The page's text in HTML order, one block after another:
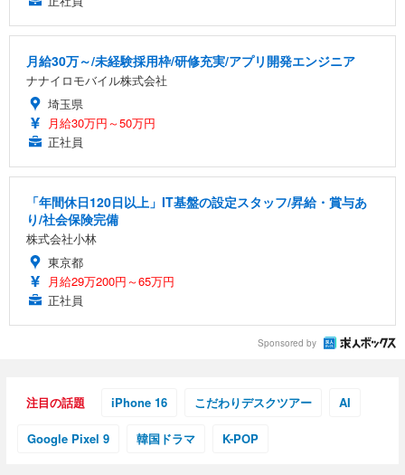
月給30万～/未経験採用枠/研修充実/アプリ開発エンジニア
ナナイロモバイル株式会社
埼玉県
月給30万円～50万円
正社員
「年間休日120日以上」IT基盤の設定スタッフ/昇給・賞与あ
り/社会保険完備
株式会社小林
東京都
月給29万200円～65万円
正社員
Sponsored by
注目の話題 iPhone 16 こだわりデスクツアー AI
Google Pixel 9 韓国ドラマ K-POP